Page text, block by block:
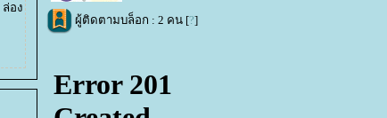
ล่อง
ผู้ติดตามบล็อก : 2 คน [?]